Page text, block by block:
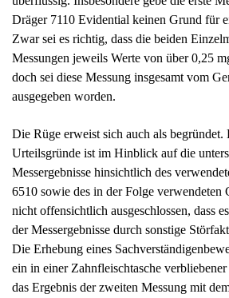
Dräger 7110 Evidential keinen Grund für
Zwar sei es richtig, dass die beiden
Messungen jeweils Werte von über 0,25
doch sei diese Messung insgesamt vom
ausgegeben worden.
Die Rüge erweist sich auch als begründet.
Urteilsgründe ist im Hinblick auf die
Messergebnisse hinsichtlich des
6510 sowie des in der Folge verwendeten
nicht offensichtlich ausgeschlossen, dass
der Messergebnisse durch sonstige
Die Erhebung eines
ein in einer Zahnfleischtasche
das Ergebnis der zweiten Messung mit